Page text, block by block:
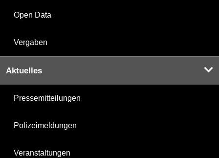
Open Data
Vergaben
Aktuelles
Pressemitteilungen
Polizeimeldungen
Veranstaltungen